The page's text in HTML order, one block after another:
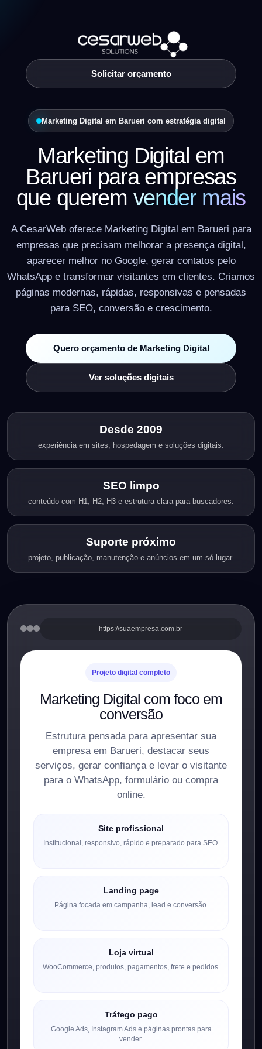
Solicitar orçamento
Marketing Digital em Barueri com estratégia digital
Marketing Digital em
Barueri para empresas
que querem vender mais
A CesarWeb oferece Marketing Digital em Barueri para
empresas que precisam melhorar a presença digital,
aparecer melhor no Google, gerar contatos pelo
WhatsApp e transformar visitantes em clientes. Criamos
páginas modernas, rápidas, responsivas e pensadas
para SEO, conversão e crescimento.
Quero orçamento de Marketing Digital
Ver soluções digitais
Desde 2009
experiência em sites, hospedagem e soluções digitais.
SEO limpo
conteúdo com H1, H2, H3 e estrutura clara para buscadores.
Suporte próximo
projeto, publicação, manutenção e anúncios em um só lugar.
https://suaempresa.com.br
Projeto digital completo
Marketing Digital com foco em
conversão
Estrutura pensada para apresentar sua
empresa em Barueri, destacar seus
serviços, gerar confiança e levar o visitante
para o WhatsApp, formulário ou compra
online.
Site profissional
Institucional, responsivo, rápido e preparado para SEO.
Landing page
Página focada em campanha, lead e conversão.
Loja virtual
WooCommerce, produtos, pagamentos, frete e pedidos.
Tráfego pago
Google Ads, Instagram Ads e páginas prontas para
vender.